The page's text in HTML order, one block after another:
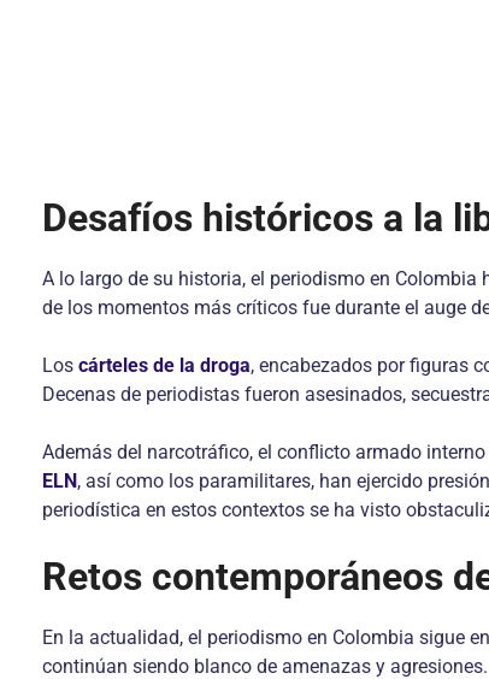
Desafíos históricos a la
A lo largo de su historia, el periodismo en
de los momentos más críticos fue durante el auge
Los cárteles de la droga, encabezados por figuras
Decenas de periodistas fueron asesinados,
Además del narcotráfico, el conflicto armado
ELN, así como los paramilitares, han ejercido
periodística en estos contextos se ha visto
Retos contemporáneos
En la actualidad, el periodismo en Colombia sigue
continúan siendo blanco de amenazas y